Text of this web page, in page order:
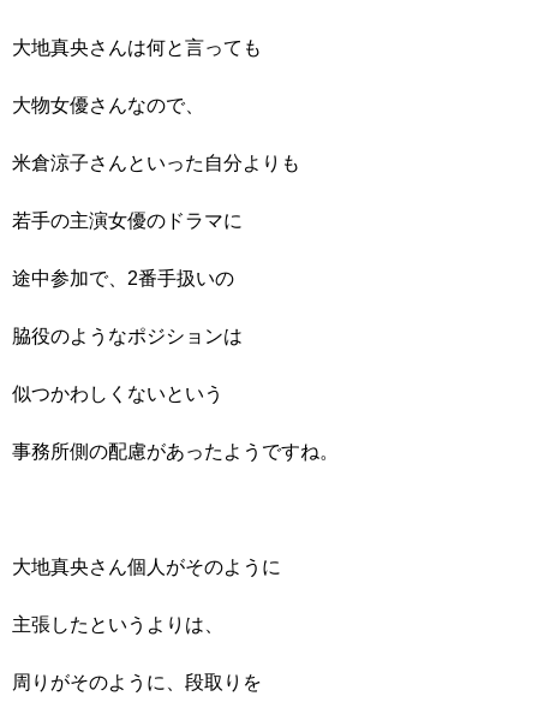
大地真央さんは何と言っても
大物女優さんなので、
米倉涼子さんといった自分よりも
若手の主演女優のドラマに
途中参加で、2番手扱いの
脇役のようなポジションは
似つかわしくないという
事務所側の配慮があったようですね。
大地真央さん個人がそのように
主張したというよりは、
周りがそのように、段取りを